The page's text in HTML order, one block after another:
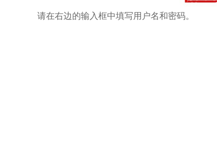
请在右边的输入框中填写用户名和密码。